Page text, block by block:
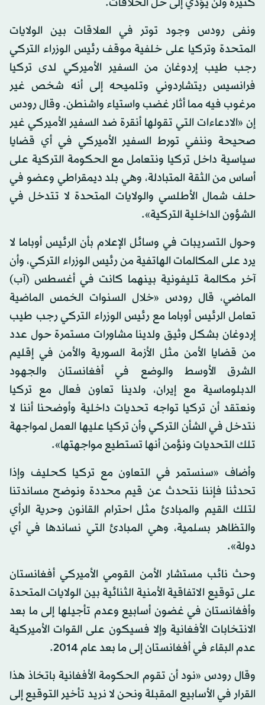
ونفى رودس وجود توتر في العلاقات بين الولايات
المتحدة وتركيا على خلفية موقف رئيس الوزراء التركي
رجب طيب إردوغان من السفير الأميركي لدى تركيا
فرانسيس ريتشاردوني وتلميحه إلى أنه شخص غير
مرغوب فيه مما أثار غضب واستياء واشنطن. وقال رودس
إن «الادعاءات التي تقولها أنقرة ضد السفير الأميركي غير
صحيحة وننفي تورط السفير الأميركي في أي قضايا
سياسية داخل تركيا ونتعامل مع الحكومة التركية على
أساس من الثقة المتبادلة، وهي بلد ديمقراطي وعضو في
حلف شمال الأطلسي والولايات المتحدة لا تتدخل في
الشؤون الداخلية التركية».
وحول التسريبات في وسائل الإعلام بأن الرئيس أوباما لا
يرد على المكالمات الهاتفية من رئيس الوزراء التركي، وأن
آخر مكالمة تليفونية بينهما كانت في أغسطس (آب)
الماضي، قال رودس «خلال السنوات الخمس الماضية
تعامل الرئيس أوباما مع رئيس الوزراء التركي رجب طيب
إردوغان بشكل وثيق ولدينا مشاورات مستمرة حول عدد
من قضايا الأمن مثل الأزمة السورية والأمن في إقليم
الشرق الأوسط والوضع في أفغانستان والجهود
الدبلوماسية مع إيران، ولدينا تعاون فعال مع تركيا
ونعتقد أن تركيا تواجه تحديات داخلية وأوضحنا أننا لا
نتدخل في الشأن التركي وأن تركيا عليها العمل لمواجهة
تلك التحديات ونؤمن أنها تستطيع مواجهتها».
وأضاف «سنستمر في التعاون مع تركيا كحليف وإذا
تحدثنا فإننا نتحدث عن قيم محددة ونوضح مساندتنا
لتلك القيم والمبادئ مثل احترام القانون وحرية الرأي
والتظاهر بسلمية، وهي المبادئ التي نساندها في أي
دولة».
وحث نائب مستشار الأمن القومي الأميركي أفغانستان
على توقيع الاتفاقية الأمنية الثنائية بين الولايات المتحدة
وأفغانستان في غضون أسابيع وعدم تأجيلها إلى ما بعد
الانتخابات الأفغانية وإلا فسيكون على القوات الأميركية
عدم البقاء في أفغانستان إلى ما بعد عام 2014.
وقال رودس «نود أن تقوم الحكومة الأفغانية باتخاذ هذا
القرار في الأسابيع المقبلة ونحن لا نريد تأخير التوقيع إلى